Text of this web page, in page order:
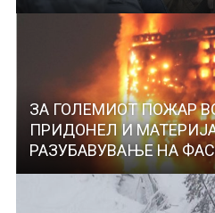
ЗА ГОЛЕМИОТ ПОЖАР
ПРИДОНЕЛ И
РАЗУБАВУВАЊЕ НА